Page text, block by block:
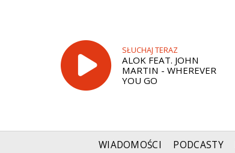
SŁUCHAJ TERAZ
ALOK FEAT. JOHN
MARTIN - WHEREVER
YOU GO
WIADOMOŚCI PODCASTY